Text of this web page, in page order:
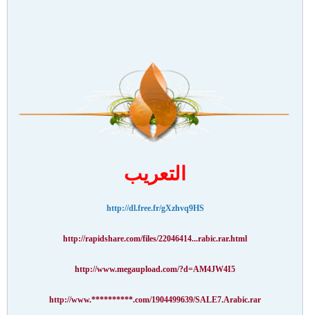
التعريب
http://dl.free.fr/gXzhvq9HS
http://rapidshare.com/files/22046414...rabic.rar.html
http://www.megaupload.com/?d=AM4JW4I5
http://www.**********.com/1904499639/SALE7.Arabic.rar